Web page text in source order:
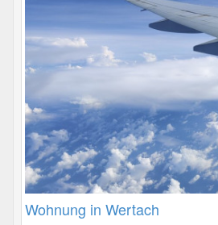
Wohnung in Wertach